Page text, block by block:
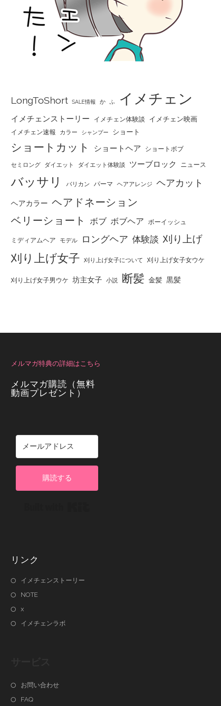
LongToShort SALE情報 か ふ イメチェン
イメチェンストーリー イメチェン体験談 イメチェン映画
イメチェン速報 カラー シャンプー ショート
ショートカット ショートヘア ショートボブ
セミロング ダイエット ダイエット体験談 ツーブロック ニュース
バッサリ バリカン パーマ ヘアアレンジ ヘアカット
ヘアカラー ヘアドネーション
ベリーショート
ボブ ボブヘア ボーイッシュ
ミディアムヘア モデル ロングヘア 体験談 刈り上げ
刈り上げ女子 刈り上げ女子について 刈り上げ女子女ウケ
刈り上げ女子男ウケ 坊主女子 小説 断髪 金髪 黒髪
メルマガ特典の詳細はこちら
メルマガ購読（無料
動画プレゼント）
購読する
リンク
イメチェンストーリー
NOTE
x
イメチェンラボ
お問い合わせ
FAQ